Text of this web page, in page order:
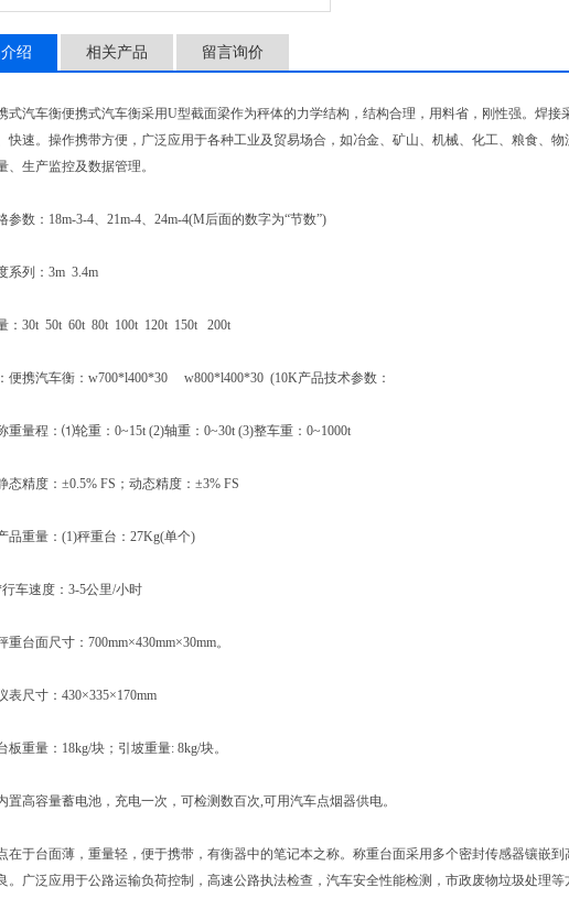
绍 相关产品 留言询价
汽车衡便携式汽车衡采用U型截面梁作为秤体的力学结构，结构合理，用料省，刚性强。焊接
快速。操作携带方便，广泛应用于各种工业及贸易场合，如冶金、矿山、机械、化工、粮食、
、生产监控及数据管理。
数：18m-3-4、21m-4、24m-4(M后面的数字为“节数”)
列：3m 3.4m
30t 50t 60t 80t 100t 120t 150t 200t
携汽车衡：w700*l400*30 w800*l400*30 (10K产品技术参数：
程：⑴轮重：0~15t (2)轴重：0~30t (3)整车重：0~1000t
度：±0.5% FS；动态精度：±3% FS
量：(1)秤重台：27Kg(单个)
速度：3-5公里/小时
面尺寸：700mm×430mm×30mm。
寸：430×335×170mm
量：18kg/块；引坡重量: 8kg/块。
容量蓄电池，充电一次，可检测数百次,可用汽车点烟器供电。
于台面薄，重量轻，便于携带，有衡器中的笔记本之称。称重台面采用多个密封传感器镶嵌到
。广泛应用于公路运输负荷控制，高速公路执法检查，汽车安全性能检测，市政废物垃圾处理